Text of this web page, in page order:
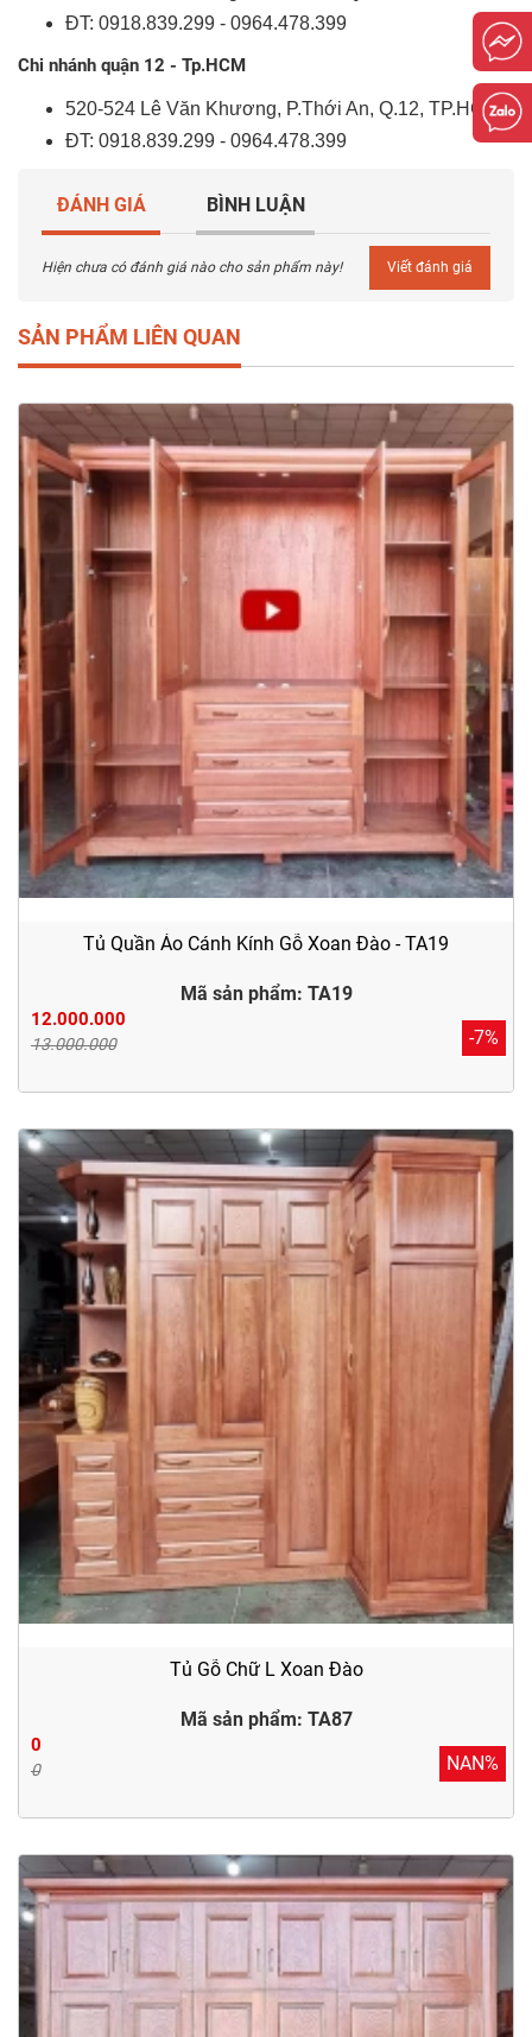
ĐT: 0918.839.299 - 0964.478.399
Chi nhánh quận 12 - Tp.HCM
520-524 Lê Văn Khương, P.Thới An, Q.12, TP.HCM
ĐT: 0918.839.299 - 0964.478.399
ĐÁNH GIÁ BÌNH LUẬN
Hiện chưa có đánh giá nào cho sản phẩm này! Viết đánh giá
SẢN PHẨM LIÊN QUAN
Tủ Quần Áo Cánh Kính Gỗ Xoan Đào - TA19
Mã sản phẩm: TA19
12.000.000
13.000.000 -7%
Tủ Gỗ Chữ L Xoan Đào
Mã sản phẩm: TA87
0
0 NAN%